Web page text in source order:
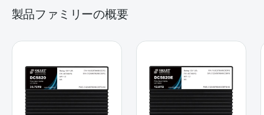
製品ファミリーの概要